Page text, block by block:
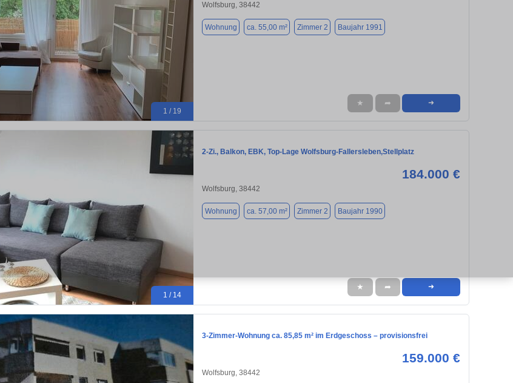
1 / 19
Wolfsburg, 38442
Wohnung ca. 55,00 m² Zimmer 2 Baujahr 1991
★ ➦ ➜
1 / 14
2-Zi., Balkon, EBK, Top-Lage Wolfsburg-Fallersleben,Stellplatz
184.000 €
Wolfsburg, 38442
Wohnung ca. 57,00 m² Zimmer 2 Baujahr 1990
★ ➦ ➜
3-Zimmer-Wohnung ca. 85,85 m² im Erdgeschoss – provisionsfrei
159.000 €
Wolfsburg, 38442